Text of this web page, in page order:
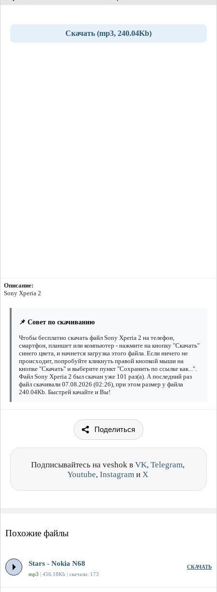
Скачать (mp3, 240.04Kb)
Описание:
Sony Xperia 2
📌 Совет по скачиванию
Чтобы бесплатно скачать файл Sony Xperia 2 на телефон,
смартфон, планшет или компьютер - нажмите на кнопку "Скачать"
синего цвета, и начнется загрузка этого файла. Если ничего не
происходит, попробуйте кликнуть правой кнопкой мыши на
кнопке "Скачать" и выберите пункт "Сохранить по ссылке как...".
Файл Sony Xperia 2 был скачан уже 101 раз(а). А последний раз
файл скачивали 07.08.2026 (02:26), при этом размер у файла
240.04Kb. Быстрей качайте и Вы!
Поделиться
Подписывайтесь на veshok в VK, Telegram,
Youtube, Instagram и X
Похожие файлы
Stars - Nokia N68
mp3 | 456.18Kb | скачали: 173
СКАЧАТЬ